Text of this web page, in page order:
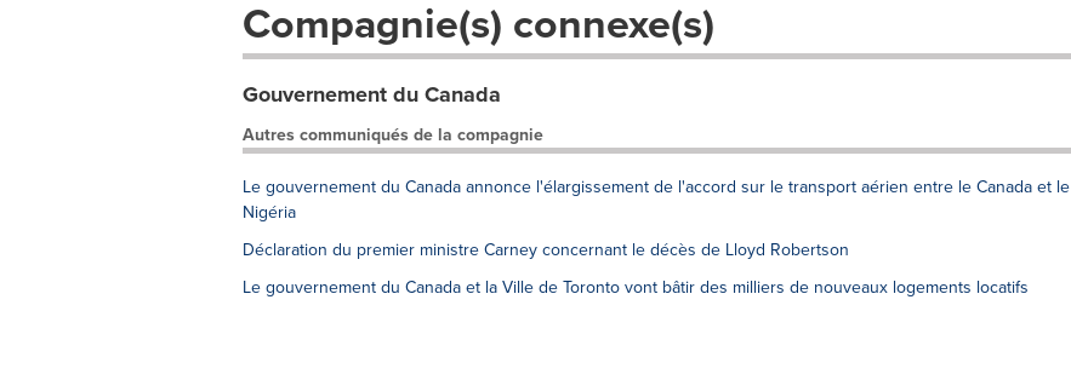
Compagnie(s) connexe(s)
Gouvernement du Canada
Autres communiqués de la compagnie
Le gouvernement du Canada annonce l'élargissement de l'accord sur le transport aérien entre le Canada et le
Nigéria
Déclaration du premier ministre Carney concernant le décès de Lloyd Robertson
Le gouvernement du Canada et la Ville de Toronto vont bâtir des milliers de nouveaux logements locatifs